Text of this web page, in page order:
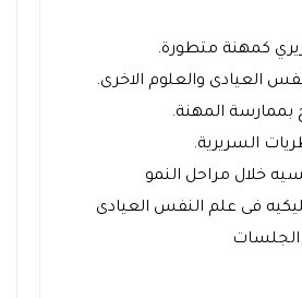
كمهنة متطورة.
العيادى والعلوم الاخرى.
بممارسة المهنة.
السريرية.
خلال مراحل النمو
فى علم النفس العيادى
الجلسات